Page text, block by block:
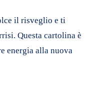
il risveglio e ti
Questa cartolina è
energia alla nuova